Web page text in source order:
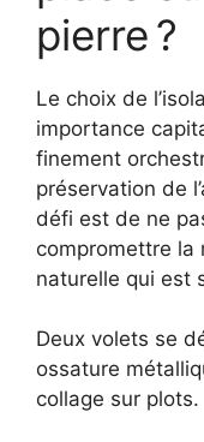
pierre ?
Le choix de
importance
finement
préservation de
défi est de ne
compromettre la
naturelle qui est
Deux volets se
ossature
collage sur plots.